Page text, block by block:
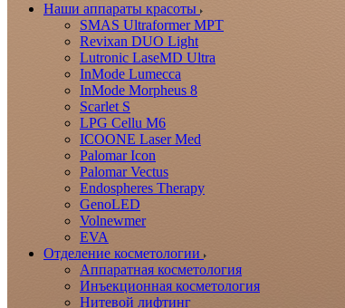
Наши аппараты красоты
SMAS Ultraformer MPT
Revixan DUO Light
Lutronic LaseMD Ultra
InMode Lumecca
InMode Morpheus 8
Scarlet S
LPG Cellu M6
ICOONE Laser Med
Palomar Icon
Palomar Vectus
Endospheres Therapy
GenoLED
Volnewmer
EVA
Отделение косметологии
Аппаратная косметология
Инъекционная косметология
Нитевой лифтинг